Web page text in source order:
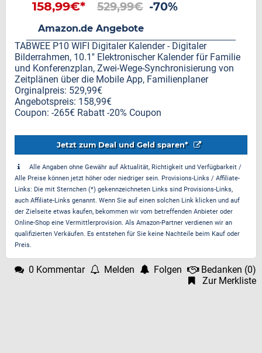
Zwei-Wege-Synchronisierung
von Zeitplänen über die Mobile
App, Familienplaner
158,99€* 529,99€ -70%
Amazon.de Angebote
TABWEE P10 WIFI Digitaler Kalender - Digitaler
Bilderrahmen, 10.1'' Elektronischer Kalender für Familie
und Konferenzplan, Zwei-Wege-Synchronisierung von
Zeitplänen über die Mobile App, Familienplaner
Orginalpreis: 529,99€
Angebotspreis: 158,99€
Coupon: -265€ Rabatt -20% Coupon
Jetzt zum Deal und Geld sparen*
Alle Angaben ohne Gewähr auf Aktualität, Richtigkeit und Verfügbarkeit /
Alle Preise können jetzt höher oder niedriger sein. Provisions-Links / Affiliate-
Links: Die mit Sternchen (*) gekennzeichneten Links sind Provisions-Links,
auch Affiliate-Links genannt. Wenn Sie auf einen solchen Link klicken und auf
der Zielseite etwas kaufen, bekommen wir vom betreffenden Anbieter oder
Online-Shop eine Vermittlerprovision. Als Amazon-Partner verdienen wir an
qualifizierten Verkäufen. Es entstehen für Sie keine Nachteile beim Kauf oder
Preis.
0 Kommentar Melden Folgen Bedanken (0)
Zur Merkliste